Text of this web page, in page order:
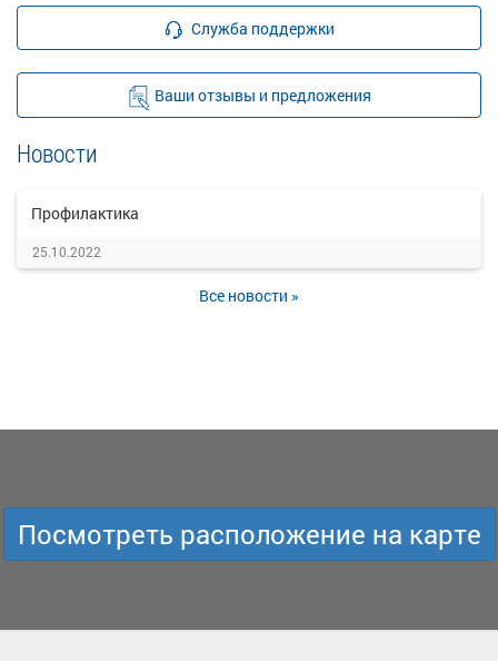
Служба поддержки
Ваши отзывы и предложения
Новости
Профилактика
25.10.2022
Все новости »
Посмотреть расположение на карте